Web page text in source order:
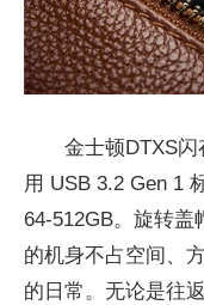
金士顿DTXS
用 USB 3.2 Gen 1
64-512GB。旋转盖
的机身不占空间、
的日常。无论是往